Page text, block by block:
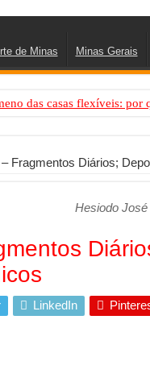
de Minas Minas Gerais
das casas flexíveis: por
a melhor empresa de
metade dos trabalhadores
Interativo ganha força no
Apertam o Cerco
a referência
sob medida: quando vale
Fragmentos Diários;
Hesiodo José
LinkedIn